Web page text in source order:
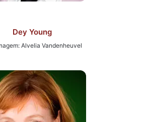
Dey Young
Alvelia Vandenheuvel